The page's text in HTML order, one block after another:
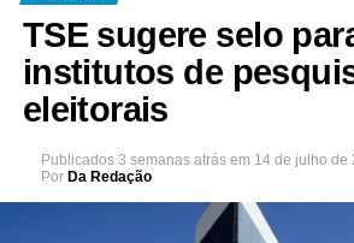
TSE sugere selo
institutos de
eleitorais
Publicados 3 semanas atrás em 14 de julho de
Por Da Redação